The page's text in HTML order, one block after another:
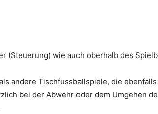
(Steuerung) wie auch oberhalb des
andere Tischfussballspiele, die
bei der Abwehr oder dem Umgehen